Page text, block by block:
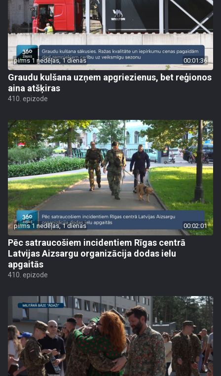
pirms 1 nedēļas, 1 dienas 00:01:36
Graudu kulšana uzņem apgriezienus, bet reģionos
aina atšķiras
410. epizode
pirms 1 nedēļas, 1 dienas 00:02:01
Pēc satraucošiem incidentiem Rīgas centrā
Latvijas Aizsargu organizācija dodas ielu
apgaitās
410. epizode